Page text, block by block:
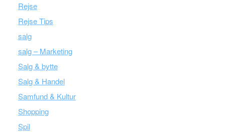
Rejse
Rejse Tips
salg
salg – Marketing
Salg & bytte
Salg & Handel
Samfund & Kultur
Shopping
Spil